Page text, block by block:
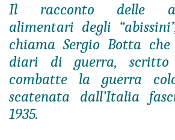
Il racconto delle
alimentari degli
chiama Sergio Botta
diari di guerra, scritto
combatte la guerra
scatenata dall’Italia
1935.